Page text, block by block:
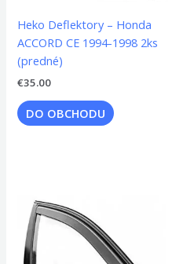
Heko Deflektory – Honda
ACCORD CE 1994-1998 2ks
(predné)
€35.00
DO OBCHODU